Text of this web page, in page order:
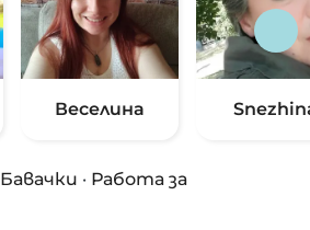
Веселина
Бавачки · Работа за